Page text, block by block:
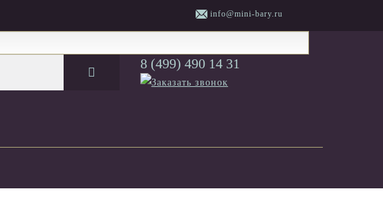
info@mini-bary.ru
8 (499) 490 14 31
Заказать звонок